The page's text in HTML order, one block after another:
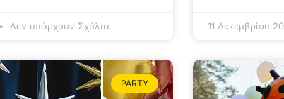
Δεν υπάρχουν Σχόλια 11 Δεκεμβρίου
PARTY